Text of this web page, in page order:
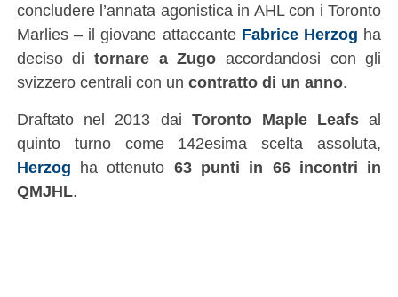
concludere l’annata agonistica in AHL con i Toronto
Marlies – il giovane attaccante Fabrice Herzog ha
deciso di tornare a Zugo accordandosi con gli
svizzero centrali con un contratto di un anno.
Draftato nel 2013 daiToronto Maple Leafsal
quinto turno come 142esima scelta assoluta,
Herzog ha ottenuto 63 punti in 66 incontri in
QMJHL.